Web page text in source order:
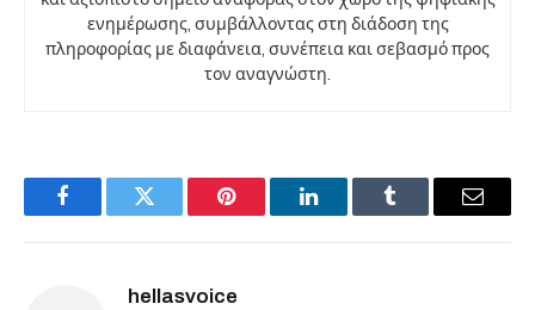
ενημέρωσης, συμβάλλοντας στη διάδοση της
πληροφορίας με διαφάνεια, συνέπεια και σεβασμό προς
τον αναγνώστη.
FacebookTwitter Pinterest LinkedInTumblr Email
hellasvoice